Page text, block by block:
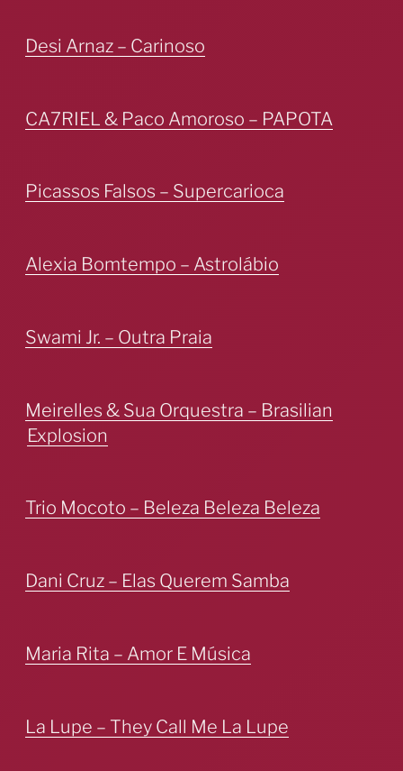
Desi Arnaz – Carinoso
CA7RIEL & Paco Amoroso – PAPOTA
Picassos Falsos – Supercarioca
Alexia Bomtempo – Astrolábio
Swami Jr. – Outra Praia
Meirelles & Sua Orquestra – Brasilian
Explosion
Trio Mocoto – Beleza Beleza Beleza
Dani Cruz – Elas Querem Samba
Maria Rita – Amor E Música
La Lupe – They Call Me La Lupe